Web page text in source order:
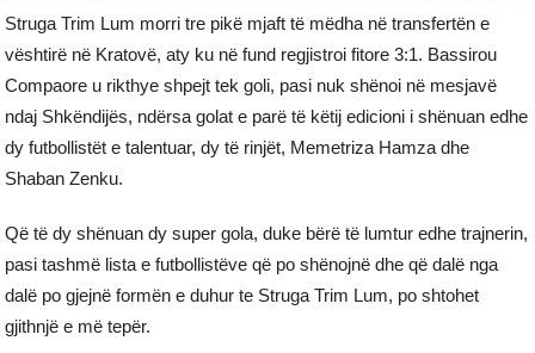
Struga Trim Lum morri tre pikë mjaft të mëdha në transfertën e
vështirë në Kratovë, aty ku në fund regjistroi fitore 3:1. Bassirou
Compaore u rikthye shpejt tek goli, pasi nuk shënoi në mesjavë
ndaj Shkëndijës, ndërsa golat e parë të këtij edicioni i shënuan edhe
dy futbollistët e talentuar, dy të rinjët, Memetriza Hamza dhe
Shaban Zenku.
Që të dy shënuan dy super gola, duke bërë të lumtur edhe trajnerin,
pasi tashmë lista e futbollistëve që po shënojnë dhe që dalë nga
dalë po gjejnë formën e duhur te Struga Trim Lum, po shtohet
gjithnjë e më tepër.